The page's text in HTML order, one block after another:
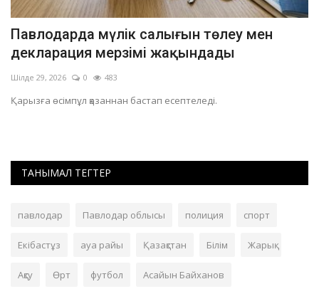
Павлодарда мүлік салығын төлеу мен
декларация мерзімі жақындады
Шілде 29, 2026 0 483
Қарызға өсімпұл қазаннан бастап есептеледі.
ТАНЫМАЛ ТЕГТЕР
павлодар Павлодар облысы полиция спорт
Екібастұз ауа райы Қазақстан Білім Жарық
Ақсу Өрт футбол Асайын Байханов